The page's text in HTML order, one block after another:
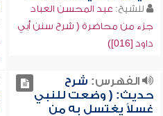
للشيخ: عبد المحسن العباد
جزء من محاضرة ( شرح سنن أبي
داود [016])
الفهرس: شرح
حديث: ( وضعت للنبي
غسلاً يغتسل به من